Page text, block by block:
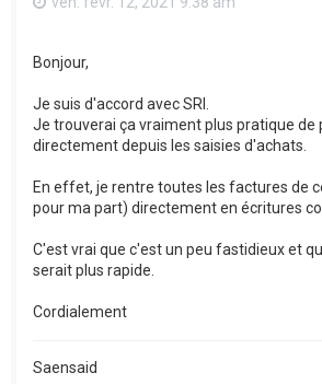
Bonjour,
Je suis d'accord avec SRI.
Je trouverai ça vraiment plus pratique de
directement depuis les saisies d'achats.
En effet, je rentre toutes les factures de
pour ma part) directement en écritures
C'est vrai que c'est un peu fastidieux et
serait plus rapide.
Cordialement
Saensaid